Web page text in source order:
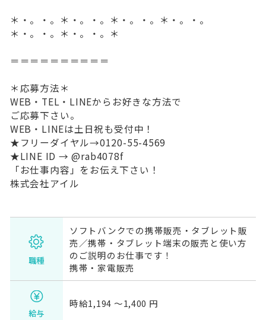
＊・。・。＊・。・。＊・。・。＊・。・。
＊・。・。＊・。・。＊
＝＝＝＝＝＝＝＝＝＝
＊応募方法＊
WEB・TEL・LINEからお好きな方法で
ご応募下さい。
WEB・LINEは土日祝も受付中！
★フリーダイヤル→0120-55-4569
★LINE ID → @rab4078f
「お仕事内容」をお伝え下さい！
株式会社アイル
職種
ソフトバンクでの携帯販売・タブレット販
売／携帯・タブレット端末の販売と使い方
のご説明のお仕事です！
携帯・家電販売
給与
時給1,194 〜1,400 円